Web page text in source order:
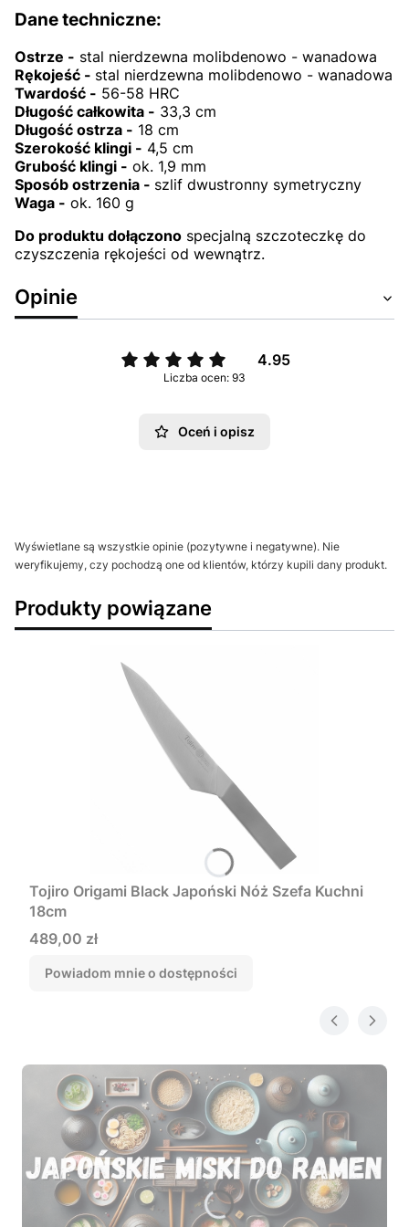
Dane techniczne:
Ostrze - stal nierdzewna molibdenowo - wanadowa
Rękojeść - stal nierdzewna molibdenowo - wanadowa
Twardość - 56-58 HRC
Długość całkowita - 33,3 cm
Długość ostrza - 18 cm
Szerokość klingi - 4,5 cm
Grubość klingi - ok. 1,9 mm
Sposób ostrzenia - szlif dwustronny symetryczny
Waga - ok. 160 g
Do produktu dołączono specjalną szczoteczkę do
czyszczenia rękojeści od wewnątrz.
Opinie
4.95
Liczba ocen: 93
Oceń i opisz
Wyświetlane są wszystkie opinie (pozytywne i negatywne). Nie
weryfikujemy, czy pochodzą one od klientów, którzy kupili dany produkt.
Produkty powiązane
Tojiro Origami Black Japoński Nóż Szefa Kuchni
18cm
Cena
489,00 zł
Powiadom mnie o dostępności